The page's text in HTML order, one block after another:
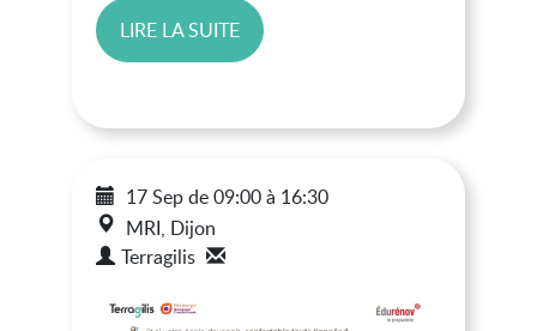
LIRE LA SUITE
17 Sepde09:00à 16:30
MRI, Dijon
Terragilis